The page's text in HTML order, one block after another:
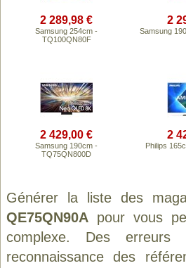
2 289,98 €
Samsung 254cm -
TQ100QN80F
2
Samsung
2 429,00 €
Samsung 190cm -
TQ75QN800D
2
Philips
Générer la liste des
QE75QN90A pour vous
complexe. Des erreurs
reconnaissance des